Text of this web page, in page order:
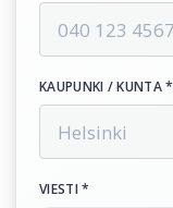
KAUPUNKI / KUNTA *
VIESTI *